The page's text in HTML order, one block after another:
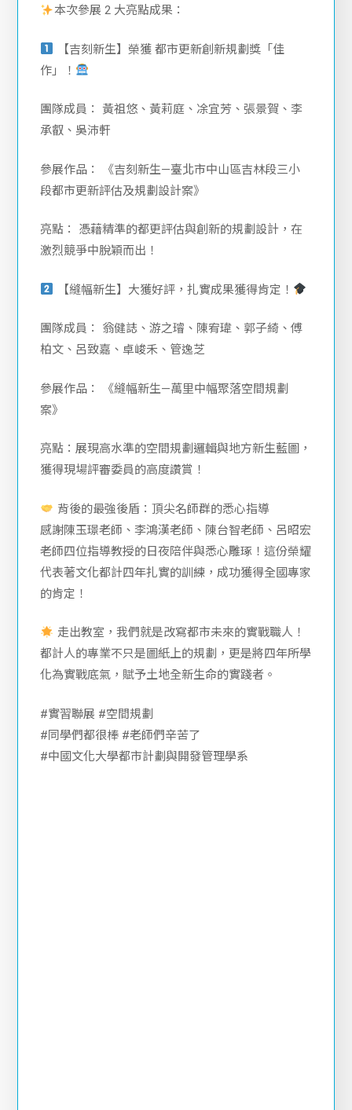
本次參展 2 大亮點成果：
【吉刻新生】榮獲 都市更新創新規劃獎「佳
作」！
團隊成員： 黃祖悠、黃莉庭、凃宜芳、張景賀、李
承叡、吳沛軒
參展作品： 《吉刻新生—臺北市中山區吉林段三小
段都市更新評估及規劃設計案》
亮點： 憑藉精準的都更評估與創新的規劃設計，在
激烈競爭中脫穎而出！
【縫幅新生】大獲好評，扎實成果獲得肯定！
團隊成員： 翁健誌、游之璿、陳宥瑋、郭子綺、傅
柏文、呂致嘉、卓峻禾、管逸芝
參展作品： 《縫幅新生—萬里中幅聚落空間規劃
案》
亮點：展現高水準的空間規劃邏輯與地方新生藍圖，
獲得現場評審委員的高度讚賞！
背後的最強後盾：頂尖名師群的悉心指導
感謝陳玉璟老師、李鴻漢老師、陳台智老師、呂昭宏
老師四位指導教授的日夜陪伴與悉心雕琢！這份榮耀
代表著文化都計四年扎實的訓練，成功獲得全國專家
的肯定！
走出教室，我們就是改寫都市未來的實戰職人！
都計人的專業不只是圖紙上的規劃，更是將四年所學
化為實戰底氣，賦予土地全新生命的實踐者。
#實習聯展 #空間規劃
#同學們都很棒 #老師們辛苦了
#中國文化大學都市計劃與開發管理學系